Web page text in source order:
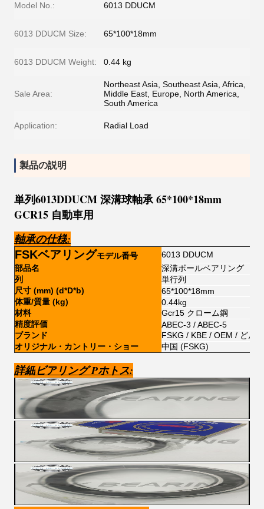
Model No.: 6013 DDUCM
6013 DDUCM Size: 65*100*18mm
6013 DDUCM Weight: 0.44 kg
Sale Area:
Northeast Asia, Southeast Asia, Africa,
Middle East, Europe, North America,
South America
Application: Radial Load
製品の説明
単列6013DDUCM 深溝球軸承 65*100*18mm
GCR15 自動車用
軸承の仕様:
FSKベアリングモデル番号
6013 DDUCM
部品名
深溝ボールベアリング
列
単行列
尺寸 (mm) (d*D*b)
65*100*18mm
体重/質量 (kg)
0.44kg
材料
Gcr15 クローム鋼
精度評価
ABEC-3 / ABEC-5
ブランド
FSKG / KBE / OEM / どん
オリジナル・カントリー・ショー
中国 (FSKG)
詳細ビア リング Pホトス: